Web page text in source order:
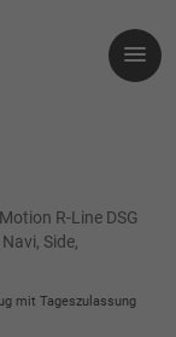
R-Line DSG
Side,
mit Tageszulassung